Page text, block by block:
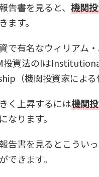
告書を見ると、 機関
ます。
で有名なウィリアム
投資法のIは
（機関投資家による
く上昇するには機関
なります。
告書を見るとこうい
できます。